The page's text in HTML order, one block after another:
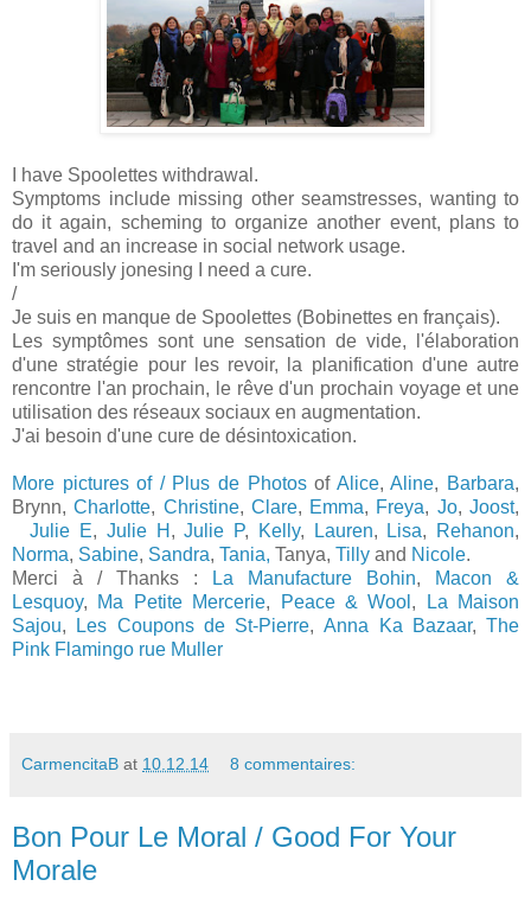
I have Spoolettes withdrawal.
Symptoms include missing other seamstresses, wanting to
do it again, scheming to organize another event, plans to
travel and an increase in social network usage.
I'm seriously jonesing I need a cure.
/
Je suis en manque de Spoolettes (Bobinettes en français).
Les symptômes sont une sensation de vide, l'élaboration
d'une stratégie pour les revoir, la planification d'une autre
rencontre l'an prochain, le rêve d'un prochain voyage et une
utilisation des réseaux sociaux en augmentation.
J'ai besoin d'une cure de désintoxication.
More pictures of / Plus de Photosof Alice,Aline, Barbara,
Brynn,Charlotte, Christine, Clare, Emma, Freya, Jo,Joost,
Julie E, Julie H ,Julie P, Kelly, Lauren, Lisa, Rehanon,
Norma, Sabine, Sandra, Tania, Tanya, Tilly and Nicole.
Merci à / Thanks :
La Manufacture Bohin,
Macon &
Lesquoy, Ma Petite Mercerie, Peace & Wool ,
La Maison
Sajou, Les Coupons de St-Pierre,Anna Ka Bazaar, The
Pink Flamingo rue Muller
CarmencitaB at 10.12.14 8 commentaires:
Bon Pour Le Moral / Good For Your
Morale